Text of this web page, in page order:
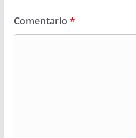
Comentario *